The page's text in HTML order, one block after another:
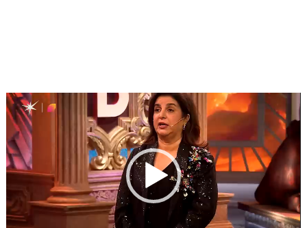
Video
Player